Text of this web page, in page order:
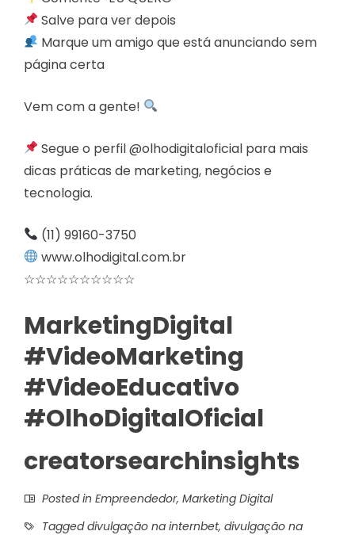
Salve para ver depois
Marque um amigo que está anunciando sem
página certa
Vem com a gente!
Segue o perfil @olhodigitaloficial para mais
dicas práticas de marketing, negócios e
tecnologia.
(11) 99160-3750
www.olhodigital.com.br
☆☆☆☆☆☆☆☆☆☆
MarketingDigital
#VideoMarketing
#VideoEducativo
#OlhoDigitalOficial
creatorsearchinsights
Posted in Empreendedor, Marketing Digital
Taggeddivulgação na internbet, divulgação na